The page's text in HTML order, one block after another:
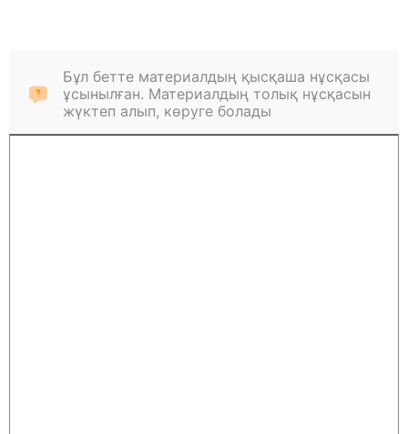
Бұл бетте материалдың қысқаша нұсқасы
ұсынылған. Материалдың толық нұсқасын
жүктеп алып, көруге болады